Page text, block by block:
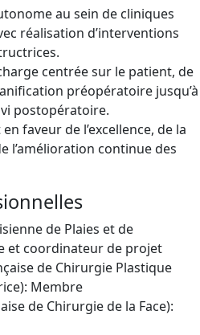
au sein de cliniques
réalisation d’interventions
centrée sur le patient, de
préopératoire jusqu’à
postopératoire.
faveur de l’excellence, de la
l’amélioration continue des
de Plaies et de
et coordinateur de projet
de Chirurgie Plastique
Membre
de Chirurgie de la Face):